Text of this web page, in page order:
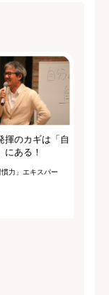
揮のカギは「自
にある！
力」エキスパー